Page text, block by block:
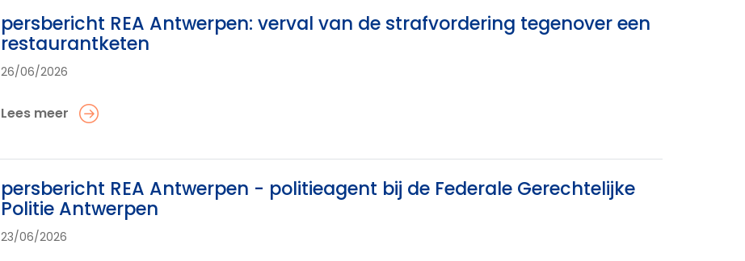
persbericht REA Antwerpen: verval van de strafvordering tegenover een
restaurantketen
26/06/2026
Lees meer
persbericht REA Antwerpen - politieagent bij de Federale Gerechtelijke
Politie Antwerpen
23/06/2026